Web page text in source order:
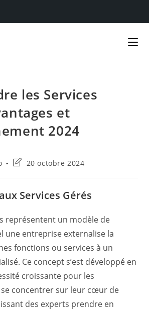
les Services
et
2024
Dernière
publication :
20 octobre 2024
Services Gérés
représentent un modèle de
une entreprise externalise la
fonctions ou services à un
Ce concept s’est développé en
croissante pour les
concentrer sur leur cœur de
des experts prendre en